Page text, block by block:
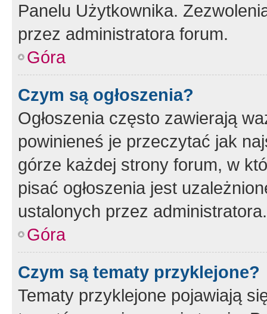
Panelu Użytkownika.
przez administratora forum.
Góra
Czym są ogłoszenia?
Ogłoszenia często zawierają
powinieneś je przeczytać jak
górze każdej strony forum, w
pisać ogłoszenia jest
ustalonych przez administratora.
Góra
Czym są tematy przyklejone?
Tematy przyklejone pojawiają